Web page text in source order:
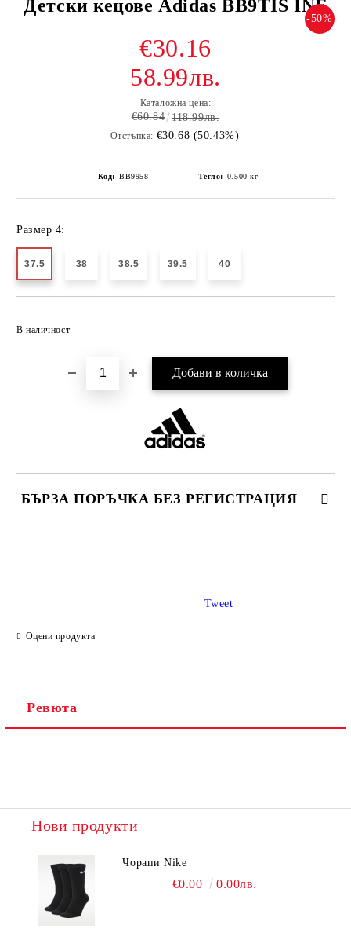
Детски кецове Adidas BB9TIS INF
-50%
€30.16
58.99лв.
Каталожна цена:
€60.84 118.99лв.
Отстъпка: €30.68 (50.43%)
Код: BB9958 Тегло: 0.500 кг
Размер 4:
37.5 38 38.5 39.5 40
В наличност
БЪРЗА ПОРЪЧКА БЕЗ РЕГИСТРАЦИЯ
Оцени продукта
Tweet
Ревюта
Нови продукти
Чорапи Nike
€0.00 0.00лв.